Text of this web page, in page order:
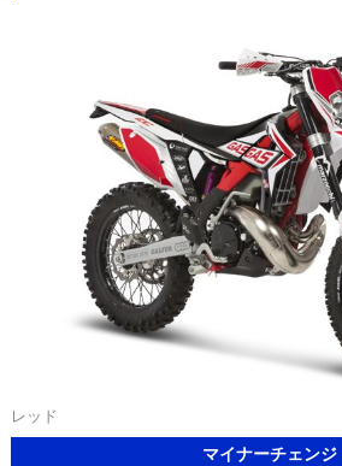
レッド
マイナーチェンジ